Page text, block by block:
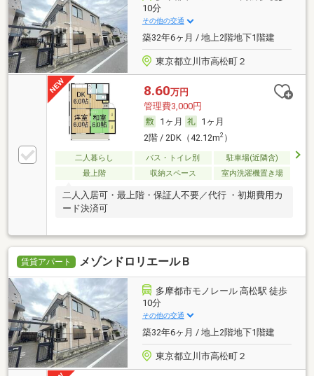
10分
その他の交通
築32年6ヶ月 / 地上2階地下1階建
東京都立川市高松町２
8.60万円
管理費3,000円
1ヶ月
1ヶ月
2階 / 2DK（42.12m2）
二人暮らし バス・トイレ別
駐車場(近隣含)
最上階
収納スペース 室内洗濯機置き場
二人入居可・最上階・保証人不要／代行 ・初期費用カ
ード決済可
賃貸アパート メゾンドロリエールＢ
多摩都市モノレール 高松駅 徒歩
10分
その他の交通
築32年6ヶ月 / 地上2階地下1階建
東京都立川市高松町２